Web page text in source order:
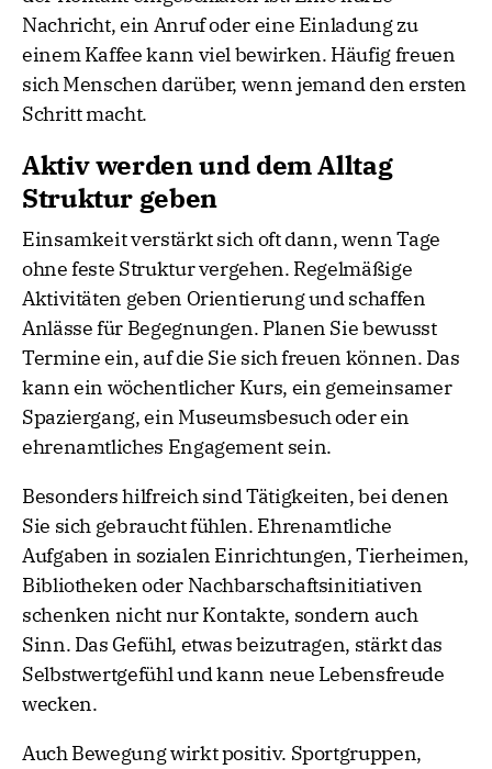
Nachricht, ein Anruf oder eine Einladung zu
einem Kaffee kann viel bewirken. Häufig freuen
sich Menschen darüber, wenn jemand den ersten
Schritt macht.
Aktiv werden und dem Alltag
Struktur geben
Einsamkeit verstärkt sich oft dann, wenn Tage
ohne feste Struktur vergehen. Regelmäßige
Aktivitäten geben Orientierung und schaffen
Anlässe für Begegnungen. Planen Sie bewusst
Termine ein, auf die Sie sich freuen können. Das
kann ein wöchentlicher Kurs, ein gemeinsamer
Spaziergang, ein Museumsbesuch oder ein
ehrenamtliches Engagement sein.
Besonders hilfreich sind Tätigkeiten, bei denen
Sie sich gebraucht fühlen. Ehrenamtliche
Aufgaben in sozialen Einrichtungen, Tierheimen,
Bibliotheken oder Nachbarschaftsinitiativen
schenken nicht nur Kontakte, sondern auch
Sinn. Das Gefühl, etwas beizutragen, stärkt das
Selbstwertgefühl und kann neue Lebensfreude
wecken.
Auch Bewegung wirkt positiv. Sportgruppen,